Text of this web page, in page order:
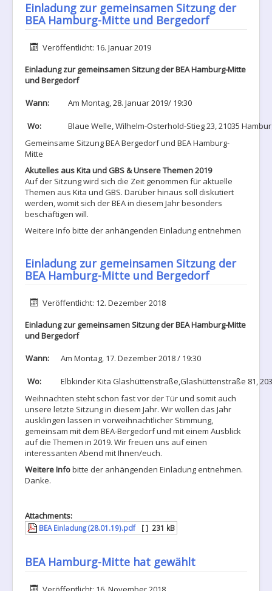
Einladung zur gemeinsamen Sitzung der
BEA Hamburg-Mitte und Bergedorf
DetailsVeröffentlicht: 16. Januar 2019
Einladung zur gemeinsamen Sitzung der BEA Hamburg-Mitte
und Bergedorf
Wann: Am Montag, 28. Januar 2019/ 19:30
Wo:
Blaue Welle, Wilhelm-Osterhold-Stieg 23, 21035
Gemeinsame Sitzung BEA Bergedorf und BEA Hamburg-
Mitte
Akutelles aus Kita und GBS & Unsere Themen 2019
Auf der Sitzung wird sich die Zeit genommen für aktuelle
Themen aus Kita und GBS. Darüber hinaus soll diskutiert
werden, womit sich der BEA in diesem Jahr besonders
beschäftigen will.
Weitere Info bitte der anhängenden Einladung entnehmen
Einladung zur gemeinsamen Sitzung der
BEA Hamburg-Mitte und Bergedorf
DetailsVeröffentlicht: 12. Dezember 2018
Einladung zur gemeinsamen Sitzung der BEA Hamburg-Mitte
und Bergedorf
Wann: Am Montag, 17. Dezember 2018 / 19:30
Wo:
Elbkinder Kita Glashüttenstraße,Glashüttenstraße 81,
Weihnachten steht schon fast vor der Tür und somit auch
unsere letzte Sitzung in diesem Jahr. Wir wollen das Jahr
ausklingen lassen in vorweihnachtlicher Stimmung,
gemeinsam mit dem BEA-Bergedorf und mit einem Ausblick
auf die Themen in 2019. Wir freuen uns auf einen
interessanten Abend mit Ihnen/euch.
Weitere Infobitte der anhängenden Einladung entnehmen.
Danke.
Attachments:
BEA Einladung (28.01.19).pdf [ ] 231 kB
BEA Hamburg-Mitte hat gewählt
Details